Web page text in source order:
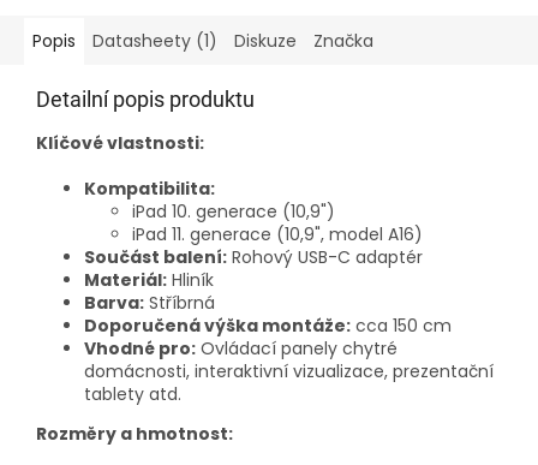
Popis Datasheety (1) Diskuze Značka
Detailní popis produktu
Klíčové vlastnosti:
Kompatibilita:
iPad 10. generace (10,9")
iPad 11. generace (10,9", model A16)
Součást balení: Rohový USB-C adaptér
Materiál: Hliník
Barva: Stříbrná
Doporučená výška montáže: cca 150 cm
Vhodné pro: Ovládací panely chytré
domácnosti, interaktivní vizualizace, prezentační
tablety atd.
Rozměry a hmotnost: